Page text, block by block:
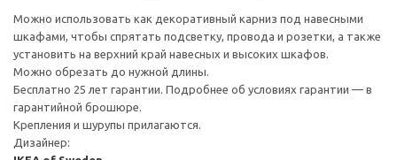
Можно использовать как декоративный карниз под навесными
шкафами, чтобы спрятать подсветку, провода и розетки, а также
установить на верхний край навесных и высоких шкафов.
Можно обрезать до нужной длины.
Бесплатно 25 лет гарантии. Подробнее об условиях гарантии — в
гарантийной брошюре.
Крепления и шурупы прилагаются.
Дизайнер: